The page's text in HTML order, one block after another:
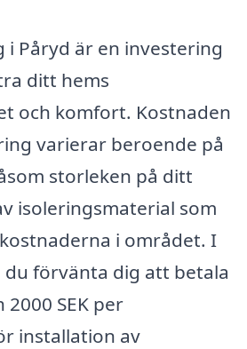
i Påryd är en investering
ditt hems
och komfort. Kostnaden
varierar beroende på
storleken på ditt
isoleringsmaterial som
i området. I
förvänta dig att betala
SEK per
installation av